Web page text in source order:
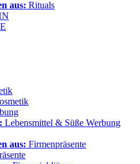
aus: Rituals
Lebensmittel & Süße Werbung
aus: Firmenpräsente